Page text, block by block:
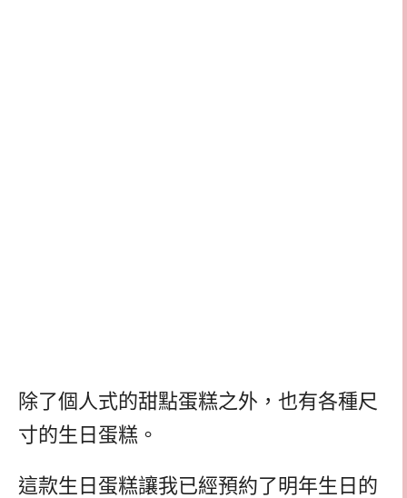
除了個人式的甜點蛋糕之外，也有各種尺
寸的生日蛋糕。
這款生日蛋糕讓我已經預約了明年生日的